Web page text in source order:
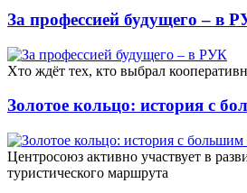
За профессией будущего – в
Xто ждёт тех, кто выбрал
Золотое кольцо: история с
Центросоюз активно участвует в
туристического маршрута